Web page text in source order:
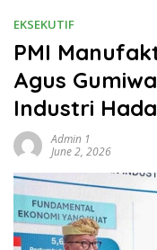
EKSEKUTIF
PMI
Agus
Industri
Admin 1
June 2, 2026